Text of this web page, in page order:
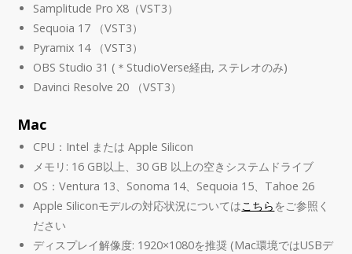
Samplitude Pro X8（VST3）
Sequoia 17 （VST3）
Pyramix 14 （VST3）
OBS Studio 31 (＊StudioVerse経由, ステレオのみ)
Davinci Resolve 20 （VST3）
Mac
CPU：Intel または Apple Silicon
メモリ: 16 GB以上、30 GB 以上の空きシステムドライブ
OS：Ventura 13、Sonoma 14、Sequoia 15、Tahoe 26
Apple Siliconモデルの対応状況についてはこちらをご参照く
ださい
ディスプレイ解像度: 1920×1080を推奨 (Mac環境ではUSBデ